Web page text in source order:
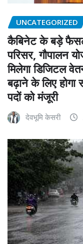
UNCATEGORIZED
कैबिनेट के बड़े फैसले:
परिसर, गौपालन
मिलेगा डिजिटल
बढ़ाने के लिए होगा
पदों को मंजूरी
देवभूमि केसरी